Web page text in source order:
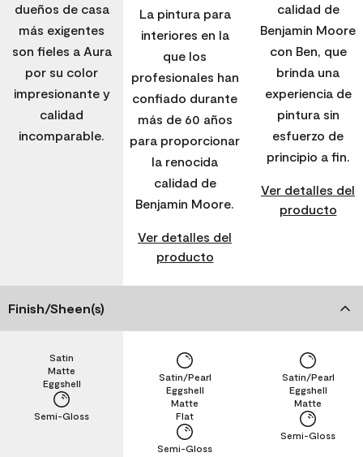
dueños de casa
más exigentes
son fieles a Aura
por su color
impresionante y
calidad
incomparable.
La pintura para
interiores en la
que los
profesionales han
confiado durante
más de 60 años
para proporcionar
la renocida
calidad de
Benjamin Moore.
Ver detalles del
producto
calidad de
Benjamin Moore
con Ben, que
brinda una
experiencia de
pintura sin
esfuerzo de
principio a fin.
Ver detalles del
producto
Finish/Sheen(s)
Semi-Gloss
Eggshell
Matte
Satin
Semi-Gloss
Flat
Matte
Eggshell
Satin/Pearl
Semi-Gloss
Matte
Eggshell
Satin/Pearl